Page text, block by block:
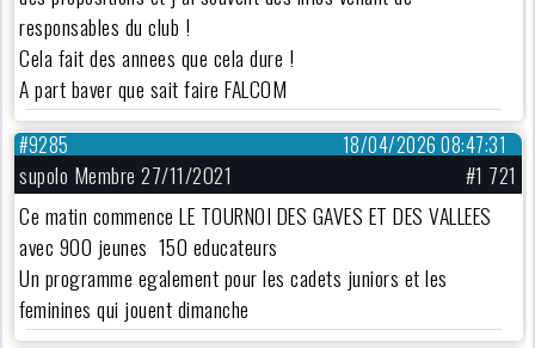
responsables du club !
Cela fait des annees que cela dure !
A part baver que sait faire FALCOM
18/04/2026 08:47:31
#9285
supolo Membre 27/11/2021
#1 721
Ce matin commence LE TOURNOI DES GAVES ET DES VALLEES
avec 900 jeunes 150 educateurs
Un programme egalement pour les cadets juniors et les
feminines qui jouent dimanche